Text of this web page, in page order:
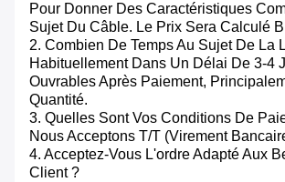
Pour Donner Des Caractéristiques
Sujet Du Câble. Le Prix Sera Calculé
2. Combien De Temps Au Sujet De La
Habituellement Dans Un Délai De 3-4
Ouvrables Après Paiement,
Quantité.
3. Quelles Sont Vos Conditions De
Nous Acceptons T/T (virement
4. Acceptez-Vous L'ordre Adapté Aux
Client ?